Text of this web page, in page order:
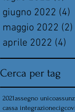
giugno 2022 (4)
maggio 2022 (2)
aprile 2022 (4)
Cerca per tag
2021assegno unico
cassa integrazionecig